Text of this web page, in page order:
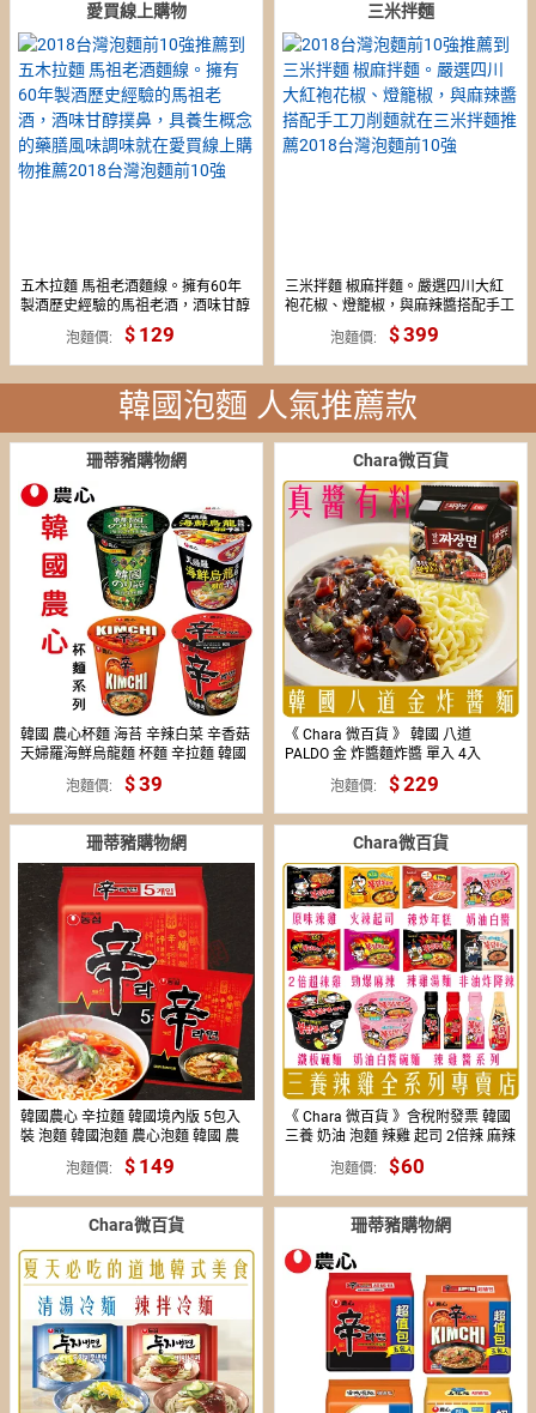
愛買線上購物
五木拉麵 馬祖老酒麵線。擁有60年
製酒歷史經驗的馬祖老酒，酒味甘醇
撲鼻，具養生概念的藥膳風味調味
泡麵價 129
三米拌麵
三米拌麵 椒麻拌麵。嚴選四川大紅
袍花椒、燈籠椒，與麻辣醬搭配手工
泡麵價 399
韓國泡麵 人氣推薦款
珊蒂豬購物網
韓國 農心杯麵 海苔 辛辣白菜 辛香菇
天婦羅海鮮烏龍麵 杯麵 辛拉麵 韓國
泡麵 辣白菜 韓國農心
泡麵價 39
Chara微百貨
《 Chara 微百貨 》 韓國 八道
PALDO 金 炸醬麵炸醬 單入 4入
泡麵價 229
珊蒂豬購物網
韓國農心 辛拉麵 韓國境內版 5包入
裝 泡麵 韓國泡麵 農心泡麵 韓國 農
泡麵價 149
Chara微百貨
《 Chara 微百貨 》含稅附發票 韓國
三養 奶油 泡麵 辣雞 起司 2倍辣 麻辣
泡菜 炒麵 辣雞麵
泡麵價 37
60
Chara微百貨 珊蒂豬購物網